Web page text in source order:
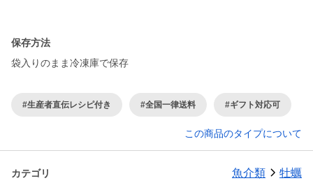
保存方法
袋入りのまま冷凍庫で保存
#生産者直伝レシピ付き #全国一律送料 #ギフト対応可
この商品のタイプについて
カテゴリ 魚介類 牡蠣